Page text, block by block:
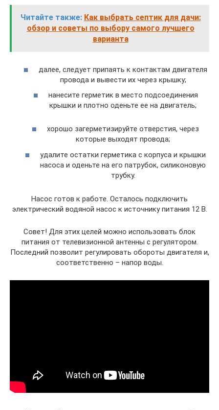
Читайте также: Как выбрать септик для дачи:
обзор и советы по выбору самого лучшего
варианта
далее, следует припаять к контактам двигателя
провода и вывести их через крышку;
нанесите герметик в место подсоединения
крышки и плотно оденьте ее на двигатель;
хорошо загерметизируйте отверстия, через
которые выходят провода;
удалите остатки герметика с корпуса и крышки
насоса и оденьте на его патрубок, силиконовую
трубку.
Насос готов к работе. Осталось подключить
электрический водяной насос к источнику питания 12 В.
Совет! Для этих целей можно использовать блок
питания от телевизионной антенны с регулятором.
Последний позволит регулировать обороты двигателя и,
соответственно – напор воды.